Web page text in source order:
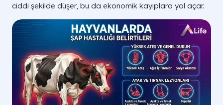
ciddi şekilde düşer, bu da ekonomik kayıplara yol açar.